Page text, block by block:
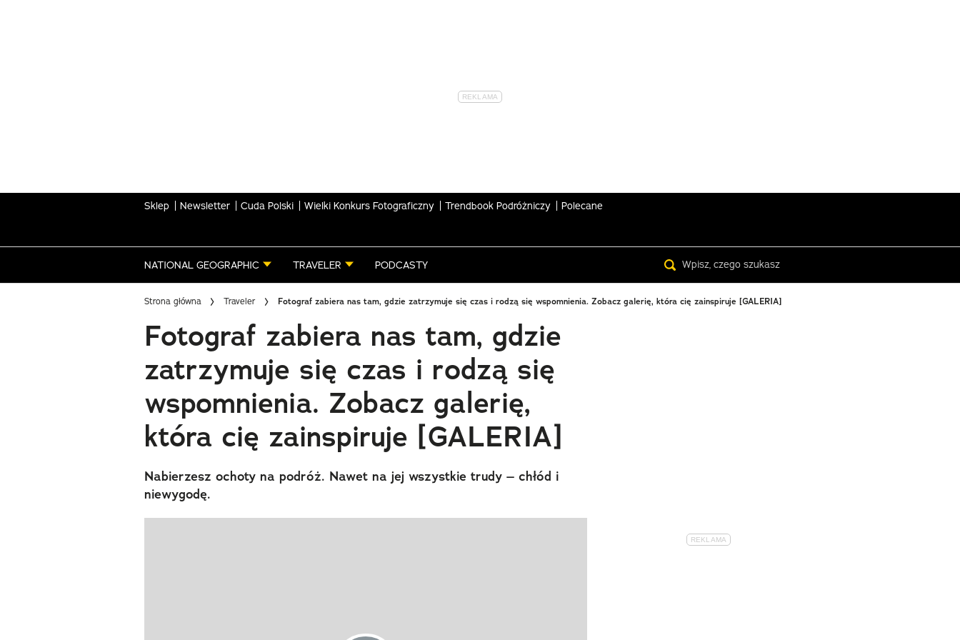
Sklep Newsletter Cuda Polski Wielki Konkurs Fotograficzny Trendbook Podróżniczy Polecane
NATIONAL GEOGRAPHIC TRAVELER PODCASTY
Strona główna Traveler Fotograf zabiera nas tam, gdzie zatrzymuje się czas i rodzą się wspomnienia. Zobacz galerię, która cię zainspiruje [GALERIA]
Fotograf zabiera nas tam, gdzie
zatrzymuje się czas i rodzą się
wspomnienia. Zobacz galerię,
która cię zainspiruje [GALERIA]
Nabierzesz ochoty na podróż. Nawet na jej wszystkie trudy – chłód i
niewygodę.